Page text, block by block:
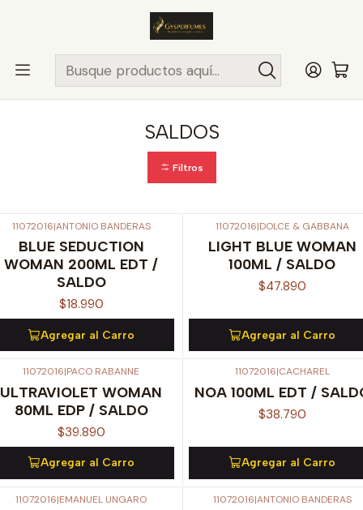
en compras hasta las 13Hrs, valido solo en
Comunas ..>>
Inicio SALDOS
SALDOS
Filtros
11072016|ANTONIO BANDERAS
BLUE SEDUCTION
WOMAN 200ML EDT /
SALDO
$18.990
Agregar al Carro
11072016|DOLCE & GABBANA
LIGHT BLUE WOMAN
100ML / SALDO
$47.890
Agregar al Carro
11072016|PACO RABANNE
ULTRAVIOLET WOMAN
80ML EDP / SALDO
$39.890
Agregar al Carro
11072016|CACHAREL
NOA 100ML EDT /
$38.790
Agregar al Carro
11072016|EMANUEL UNGARO 11072016|ANTONIO BANDERAS